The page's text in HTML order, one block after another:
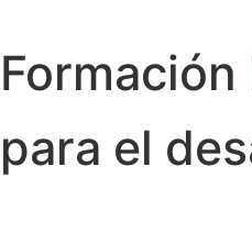
Formación
para el